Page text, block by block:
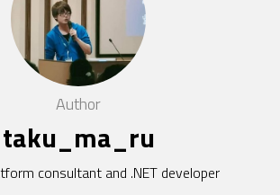
Author
taku_ma_ru
consultant and .NET developer